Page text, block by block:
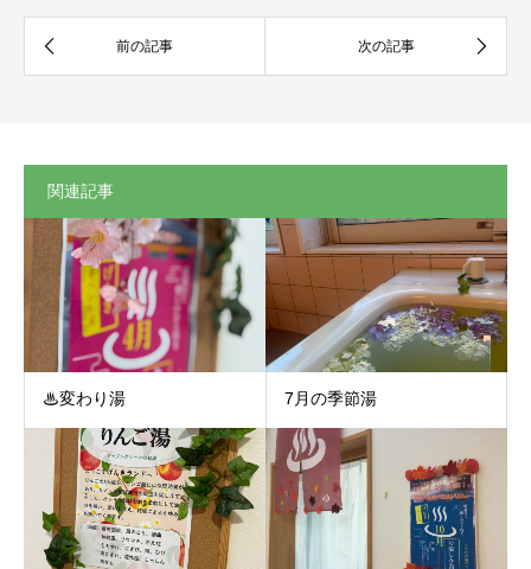
関連記事
♨変わり湯 7月の季節湯